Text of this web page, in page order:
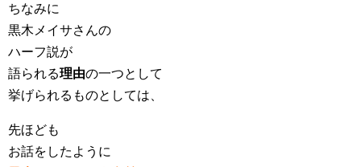
ちなみに
黒木メイサさんの
ハーフ説が
語られる理由の一つとして
挙げられるものとしては、
先ほども
お話をしたように